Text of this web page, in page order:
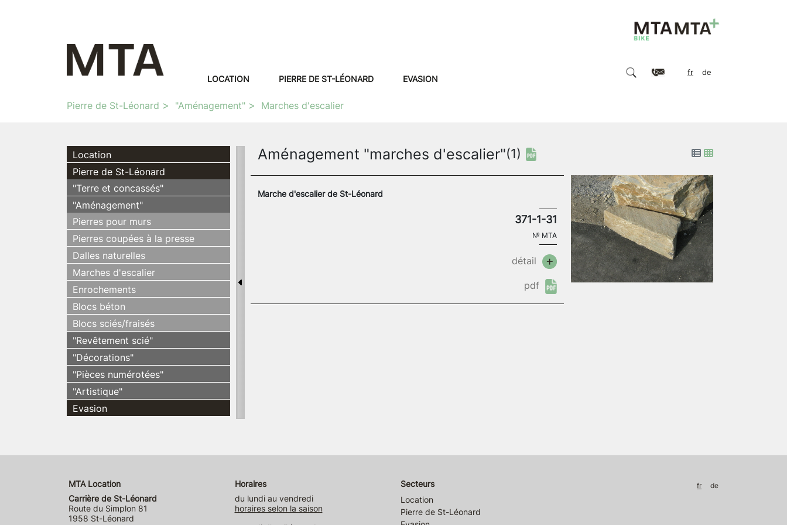
LOCATION PIERRE DE ST-LÉONARD EVASION
fr de
Pierre de St-Léonard "Aménagement" Marches d'escalier
Location
Pierre de St-Léonard
"Terre et concassés"
"Aménagement"
Pierres pour murs
Pierres coupées à la presse
Dalles naturelles
Marches d'escalier
Enrochements
Blocs béton
Blocs sciés/fraisés
"Revêtement scié"
"Décorations"
"Pièces numérotées"
"Artistique"
Evasion
Aménagement "marches d'escalier"(1)
Marche d'escalier de St-Léonard
371-1-31
№ MTA
détail
pdf
MTA Location
Carrière de St-Léonard
Route du Simplon 81
1958 St-Léonard
Horaires
du lundi au vendredi
horaires selon la saison
Secteurs
Location
Pierre de St-Léonard
fr de